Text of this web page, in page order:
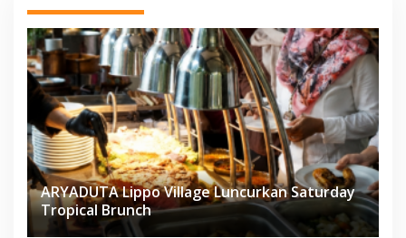
ARYADUTA Lippo Village Luncurkan Saturday
Tropical Brunch